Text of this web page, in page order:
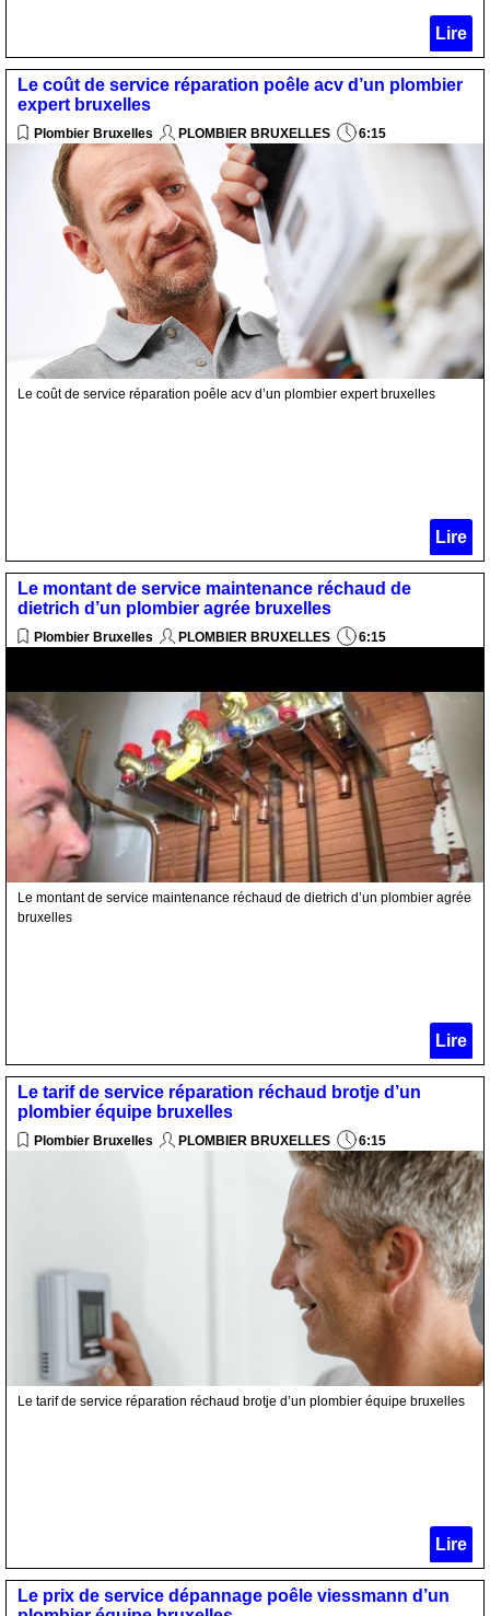
Lire
Le coût de service réparation poêle acv d’un plombier
expert bruxelles
Plombier Bruxelles PLOMBIER BRUXELLES 6:15
Le coût de service réparation poêle acv d’un plombier expert bruxelles
Lire
Le montant de service maintenance réchaud de
dietrich d’un plombier agrée bruxelles
Plombier Bruxelles PLOMBIER BRUXELLES 6:15
Le montant de service maintenance réchaud de dietrich d’un plombier agrée
bruxelles
Lire
Le tarif de service réparation réchaud brotje d’un
plombier équipe bruxelles
Plombier Bruxelles PLOMBIER BRUXELLES 6:15
Le tarif de service réparation réchaud brotje d’un plombier équipe bruxelles
Lire
Le prix de service dépannage poêle viessmann d’un